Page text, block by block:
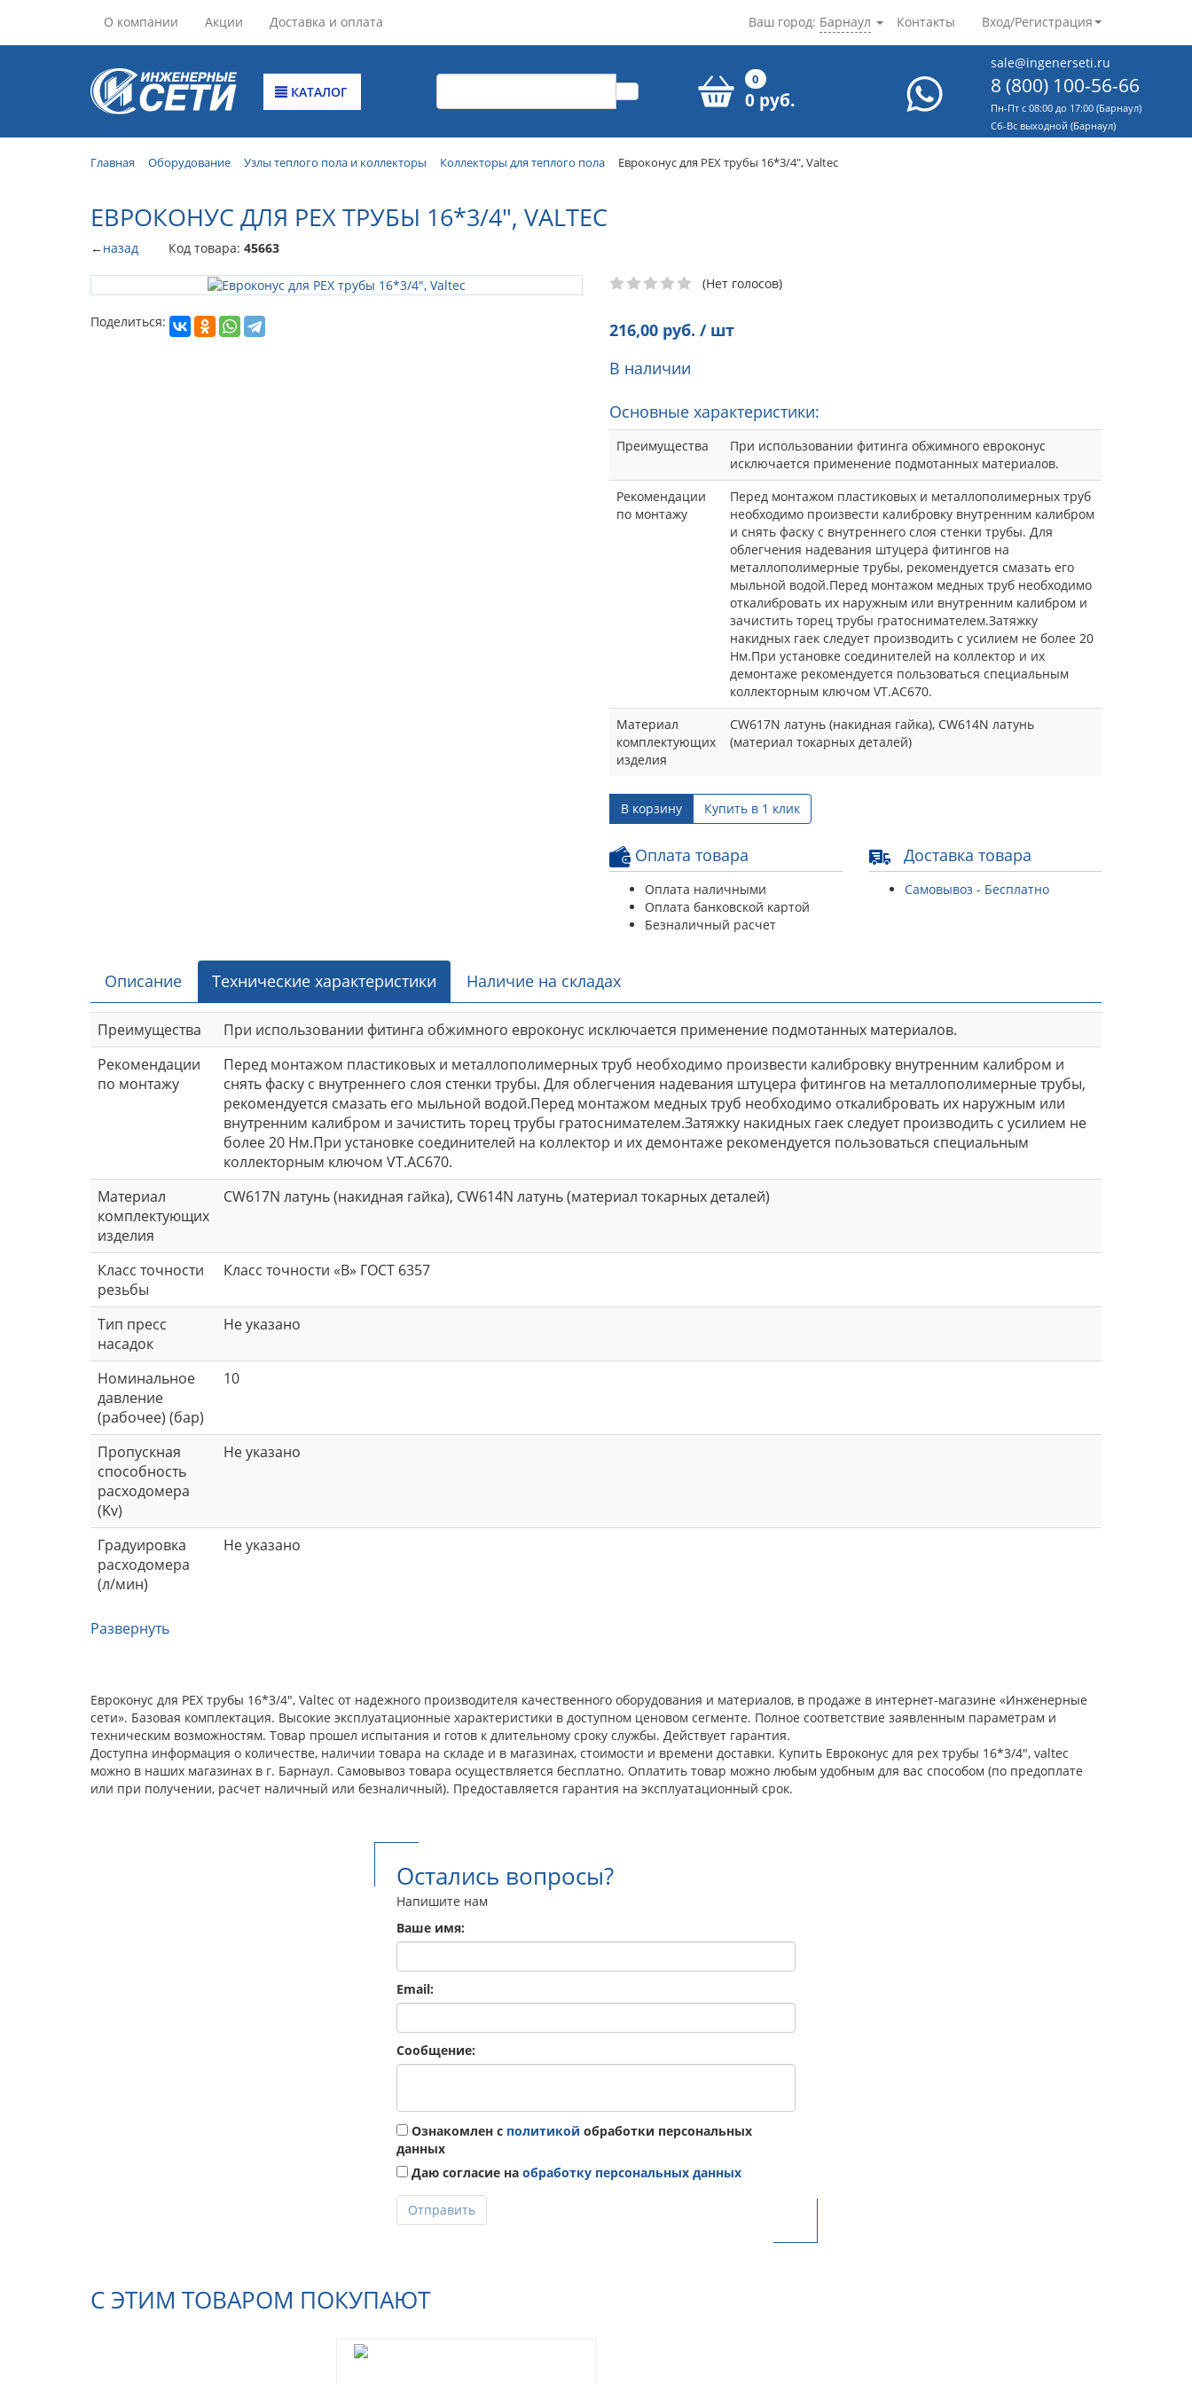
О компании Акции Доставка и оплата Контакты Вход/Регистрация
Ваш город: Барнаул
КАТАЛОГ
0
0 руб.
sale@ingenerseti.ru
8 (800) 100-56-66
Пн-Пт с 08:00 до 17:00 (Барнаул)
Cб-Вс выходной (Барнаул)
Главная Оборудование Узлы теплого пола и коллекторы Коллекторы для теплого пола Евроконус для PEX трубы 16*3/4", Valtec
ЕВРОКОНУС ДЛЯ PEX ТРУБЫ 16*3/4", VALTEC
←назад Код товара: 45663
Поделиться:
(Нет голосов)
216,00 руб. / шт
В наличии
Основные характеристики:
Преимущества
При использовании фитинга обжимного евроконус
исключается применение подмотанных материалов.
Рекомендации
по монтажу
Перед монтажом пластиковых и металлополимерных труб
необходимо произвести калибровку внутренним калибром
и снять фаску с внутреннего слоя стенки трубы. Для
облегчения надевания штуцера фитингов на
металлополимерные трубы, рекомендуется смазать его
мыльной водой.Перед монтажом медных труб необходимо
откалибровать их наружным или внутренним калибром и
зачистить торец трубы гратоснимателем.Затяжку
накидных гаек следует производить с усилием не более 20
Нм.При установке соединителей на коллектор и их
демонтаже рекомендуется пользоваться специальным
коллекторным ключом VT.AC670.
Материал
комплектующих
изделия
CW617N латунь (накидная гайка), CW614N латунь
(материал токарных деталей)
В корзину Купить в 1 клик
Оплата товара
Оплата наличными
Оплата банковской картой
Безналичный расчет
Доставка товара
Самовывоз - Бесплатно
Описание Технические характеристики Наличие на складах
Преимущества
При использовании фитинга обжимного евроконус исключается применение подмотанных материалов.
Рекомендации
по монтажу
Перед монтажом пластиковых и металлополимерных труб необходимо произвести калибровку внутренним калибром и
снять фаску с внутреннего слоя стенки трубы. Для облегчения надевания штуцера фитингов на металлополимерные трубы,
рекомендуется смазать его мыльной водой.Перед монтажом медных труб необходимо откалибровать их наружным или
внутренним калибром и зачистить торец трубы гратоснимателем.Затяжку накидных гаек следует производить с усилием не
более 20 Нм.При установке соединителей на коллектор и их демонтаже рекомендуется пользоваться специальным
коллекторным ключом VT.AC670.
Материал
комплектующих
изделия
CW617N латунь (накидная гайка), CW614N латунь (материал токарных деталей)
Класс точности
резьбы
Класс точности «В» ГОСТ 6357
Тип пресс
насадок
Не указано
Номинальное
давление
(рабочее) (бар)
10
Пропускная
способность
расходомера
(Kv)
Не указано
Градуировка
расходомера
(л/мин)
Не указано
Развернуть
Евроконус для PEX трубы 16*3/4", Valtec от надежного производителя качественного оборудования и материалов, в продаже в интернет-магазине «Инженерные
сети». Базовая комплектация. Высокие эксплуатационные характеристики в доступном ценовом сегменте. Полное соответствие заявленным параметрам и
техническим возможностям. Товар прошел испытания и готов к длительному сроку службы. Действует гарантия.
Доступна информация о количестве, наличии товара на складе и в магазинах, стоимости и времени доставки. Купить Евроконус для pex трубы 16*3/4", valtec
можно в наших магазинах в г. Барнаул. Самовывоз товара осуществляется бесплатно. Оплатить товар можно любым удобным для вас способом (по предоплате
или при получении, расчет наличный или безналичный). Предоставляется гарантия на эксплуатационный срок.
Остались вопросы?
Напишите нам
Ваше имя:
Email:
Сообщение:
Ознакомлен с политикой обработки персональных
данных
Даю согласие на обработку персональных данных
Отправить
С ЭТИМ ТОВАРОМ ПОКУПАЮТ